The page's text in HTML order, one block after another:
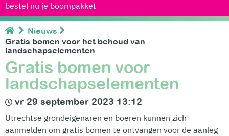
bestel nu je boompakket
Nieuws
Gratis bomen voor het behoud van
landschapselementen
Gratis bomen voor
landschapselementen
vr 29 september 2023 13:12
Utrechtse grondeigenaren en boeren kunnen zich
aanmelden om gratis bomen te ontvangen voor de aanleg